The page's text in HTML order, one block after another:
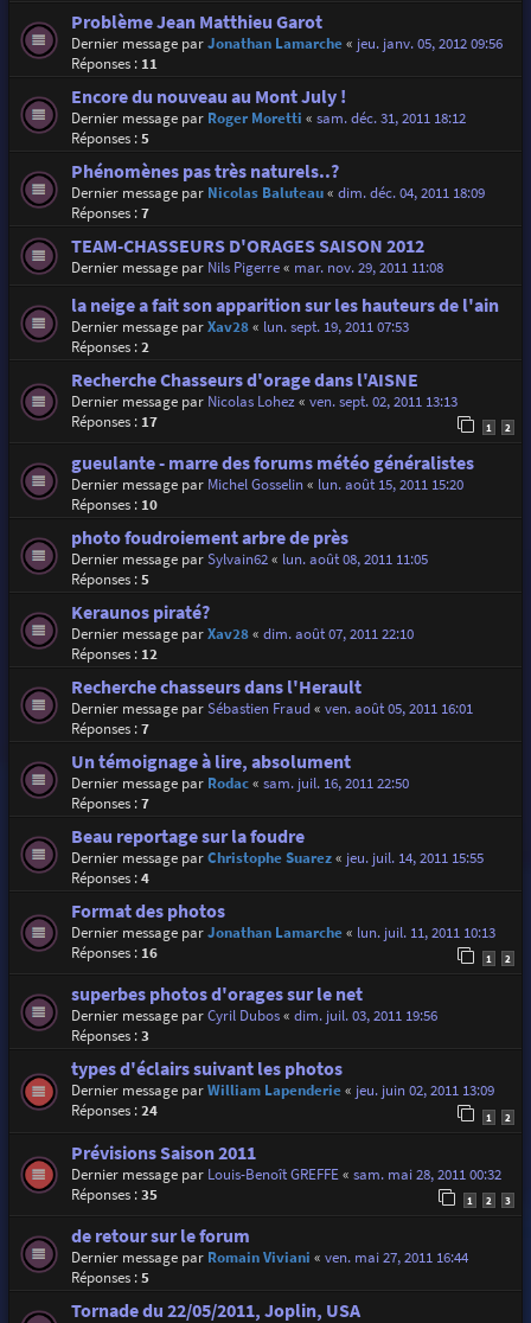
Problème Jean Matthieu Garot
Dernier message parJonathan Lamarche« jeu. janv. 05, 2012 09:56
Réponses : 11
Encore du nouveau au Mont July !
Dernier message par Roger Moretti « sam. déc. 31, 2011 18:12
Réponses :5
Phénomènes pas très naturels..?
Dernier message par Nicolas Baluteau« dim. déc. 04, 2011 18:09
Réponses :7
TEAM-CHASSEURS D'ORAGES SAISON 2012
Dernier message par Nils Pigerre« mar. nov. 29, 2011 11:08
la neige a fait son apparition sur les hauteurs de l'ain
Dernier message parXav28« lun. sept. 19, 2011 07:53
Réponses :2
Recherche Chasseurs d'orage dans l'AISNE
Dernier message par Nicolas Lohez« ven. sept. 02, 2011 13:13
Réponses : 17 1 2
gueulante - marre des forums météo généralistes
Dernier message par Michel Gosselin« lun. août 15, 2011 15:20
Réponses : 10
photo foudroiement arbre de près
Dernier message parSylvain62« lun. août 08, 2011 11:05
Réponses :5
Keraunos piraté?
Dernier message parXav28« dim. août 07, 2011 22:10
Réponses : 12
Recherche chasseurs dans l'Herault
Dernier message parSébastien Fraud« ven. août 05, 2011 16:01
Réponses :7
Un témoignage à lire, absolument
Dernier message par Rodac« sam. juil. 16, 2011 22:50
Réponses :7
Beau reportage sur la foudre
Dernier message parChristophe Suarez« jeu. juil. 14, 2011 15:55
Réponses :4
Format des photos
Dernier message parJonathan Lamarche« lun. juil. 11, 2011 10:13
Réponses : 16 1 2
superbes photos d'orages sur le net
Dernier message parCyril Dubos« dim. juil. 03, 2011 19:56
Réponses :3
types d'éclairs suivant les photos
Dernier message parWilliam Lapenderie« jeu. juin 02, 2011 13:09
Réponses :24 1 2
Prévisions Saison 2011
Dernier message par Louis-Benoît GREFFE« sam. mai 28, 2011 00:32
Réponses :35 1 2 3
de retour sur le forum
Dernier message par Romain Viviani « ven. mai 27, 2011 16:44
Réponses :5
Tornade du 22/05/2011, Joplin, USA